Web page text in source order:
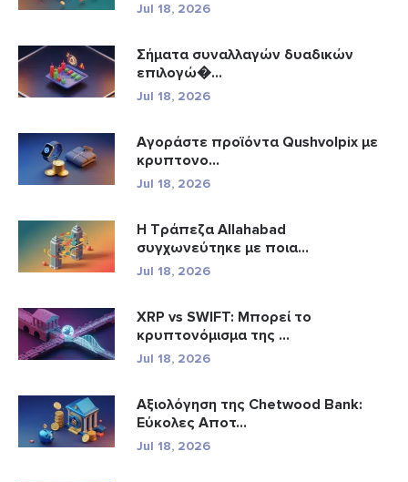
Jul 18, 2026
Σήματα συναλλαγών δυαδικών
επιλογώ�...
Jul 18, 2026
Αγοράστε προϊόντα Qushvolpix με
κρυπτονο...
Jul 18, 2026
Η Τράπεζα Allahabad
συγχωνεύτηκε με ποια...
Jul 18, 2026
XRP vs SWIFT: Μπορεί το
κρυπτονόμισμα της ...
Jul 18, 2026
Αξιολόγηση της Chetwood Bank:
Εύκολες Αποτ...
Jul 18, 2026